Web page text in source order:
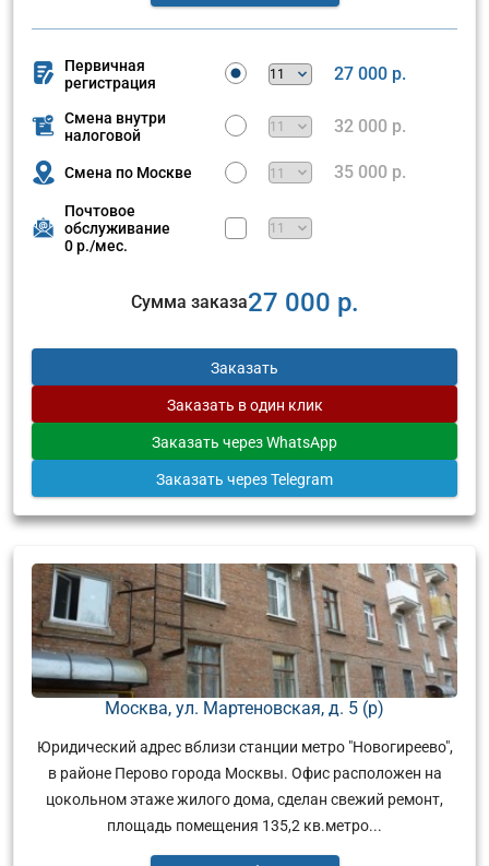
Первичная
регистрация
27 000 р.
Смена внутри
налоговой
32 000 р.
Смена по Москве 35 000 р.
Почтовое
обслуживание
0 р./мес.
Сумма заказа27 000 р.
Заказать
Заказать в один клик
Заказать через WhatsApp
Заказать через Telegram
Москва, ул. Мартеновская, д. 5 (р)
Юридический адрес вблизи станции метро "Новогиреево",
в районе Перово города Москвы. Офис расположен на
цокольном этаже жилого дома, сделан свежий ремонт,
площадь помещения 135,2 кв.метро...